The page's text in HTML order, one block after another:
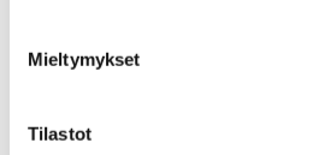
Mieltymykset
Tilastot
kerrostalokaksiot ovat jatkuvassa